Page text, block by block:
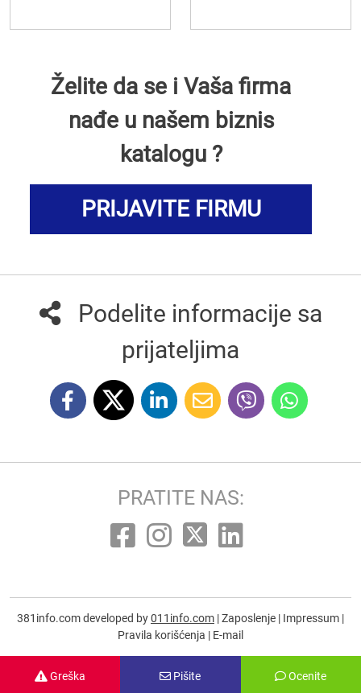
Želite da se i Vaša firma
nađe u našem biznis
katalogu ?
PRIJAVITE FIRMU
Greška Pišite Ocenite
Podelite informacije sa
prijateljima
PRATITE NAS:
381info.com developed by011info.com |Zaposlenje | Impressum |
Pravila korišćenja | E-mail